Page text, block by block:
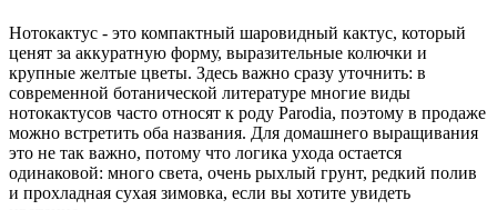
Нотокактус - это компактный шаровидный кактус, который
ценят за аккуратную форму, выразительные колючки и
крупные желтые цветы. Здесь важно сразу уточнить: в
современной ботанической литературе многие виды
нотокактусов часто относят к роду Parodia, поэтому в продаже
можно встретить оба названия. Для домашнего выращивания
это не так важно, потому что логика ухода остается
одинаковой: много света, очень рыхлый грунт, редкий полив
и прохладная сухая зимовка, если вы хотите увидеть